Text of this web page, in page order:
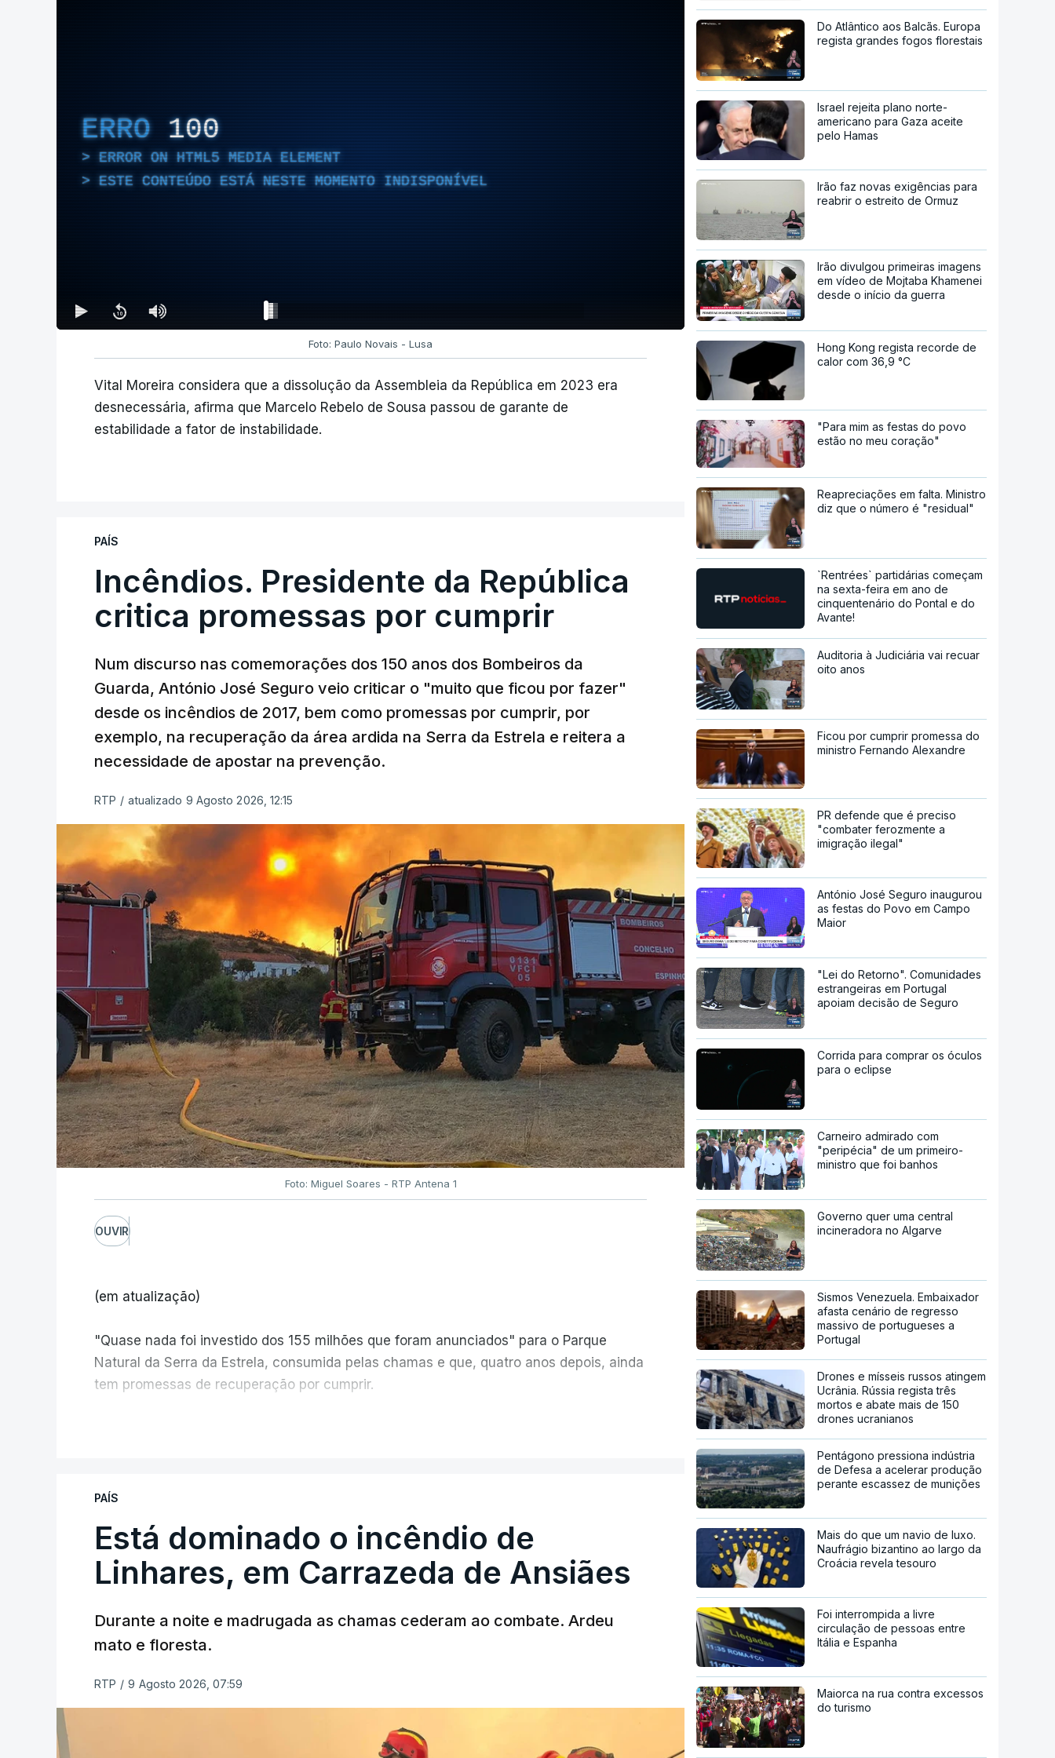
ERRO 100
ERROR ON HTML5 MEDIA ELEMENT
ESTE CONTEÚDO ESTÁ NESTE MOMENTO INDISPONÍVEL
Foto: Paulo Novais - Lusa
Vital Moreira considera que a dissolução da Assembleia da República em 2023 era
desnecessária, afirma que Marcelo Rebelo de Sousa passou de garante de
estabilidade a fator de instabilidade.
PAÍS
Incêndios. Presidente da República
critica promessas por cumprir
Num discurso nas comemorações dos 150 anos dos Bombeiros da
Guarda, António José Seguro veio criticar o "muito que ficou por fazer"
desde os incêndios de 2017, bem como promessas por cumprir, por
exemplo, na recuperação da área ardida na Serra da Estrela e reitera a
necessidade de apostar na prevenção.
RTP / atualizado 9 Agosto 2026, 12:15
Foto: Miguel Soares - RTP Antena 1
OUVIR
(em atualização)
"Quase nada foi investido dos 155 milhões que foram anunciados" para o Parque
Natural da Serra da Estrela, consumida pelas chamas e que, quatro anos depois, ainda
tem promessas de recuperação por cumprir.
ERRO 100
ERROR ON HTML5 MEDIA ELEMENT
PAÍS
Está dominado o incêndio de
Linhares, em Carrazeda de Ansiães
Durante a noite e madrugada as chamas cederam ao combate. Ardeu
mato e floresta.
RTP / 9 Agosto 2026, 07:59
Do Atlântico aos Balcãs. Europa
regista grandes fogos florestais
Israel rejeita plano norte-
americano para Gaza aceite
pelo Hamas
Irão faz novas exigências para
reabrir o estreito de Ormuz
Irão divulgou primeiras imagens
em vídeo de Mojtaba Khamenei
desde o início da guerra
Hong Kong regista recorde de
calor com 36,9 °C
"Para mim as festas do povo
estão no meu coração"
Reapreciações em falta. Ministro
diz que o número é "residual"
`Rentrées` partidárias começam
na sexta-feira em ano de
cinquentenário do Pontal e do
Avante!
Auditoria à Judiciária vai recuar
oito anos
Ficou por cumprir promessa do
ministro Fernando Alexandre
PR defende que é preciso
"combater ferozmente a
imigração ilegal"
António José Seguro inaugurou
as festas do Povo em Campo
Maior
"Lei do Retorno". Comunidades
estrangeiras em Portugal
apoiam decisão de Seguro
Corrida para comprar os óculos
para o eclipse
Carneiro admirado com
"peripécia" de um primeiro-
ministro que foi banhos
Governo quer uma central
incineradora no Algarve
Sismos Venezuela. Embaixador
afasta cenário de regresso
massivo de portugueses a
Portugal
Drones e mísseis russos atingem
Ucrânia. Rússia regista três
mortos e abate mais de 150
drones ucranianos
Pentágono pressiona indústria
de Defesa a acelerar produção
perante escassez de munições
Mais do que um navio de luxo.
Naufrágio bizantino ao largo da
Croácia revela tesouro
Foi interrompida a livre
circulação de pessoas entre
Itália e Espanha
Maiorca na rua contra excessos
do turismo